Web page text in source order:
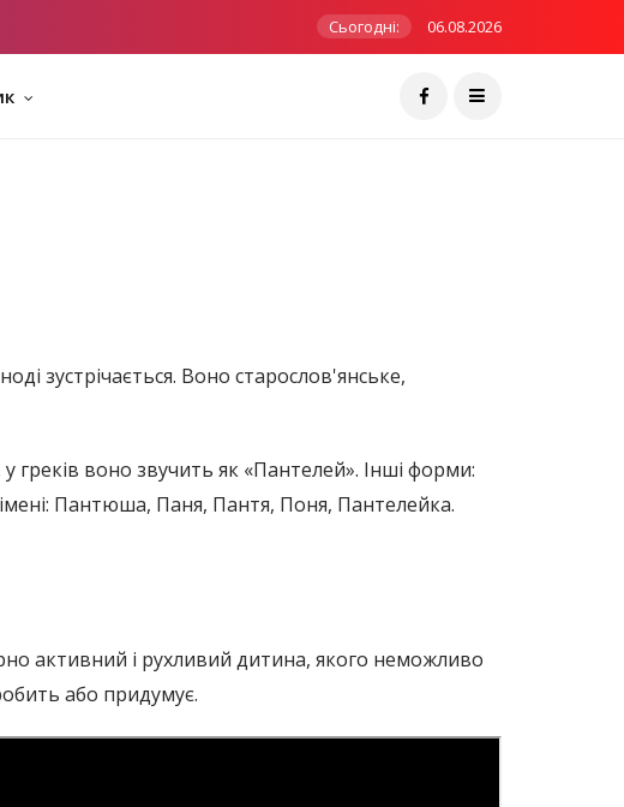
Сьогодні: 06.08.2026
зустрічається. Воно старослов'янське,
греків воно звучить як «Пантелей». Інші форми:
Пантюша, Паня, Пантя, Поня, Пантелейка.
активний і рухливий дитина, якого неможливо
або придумує.